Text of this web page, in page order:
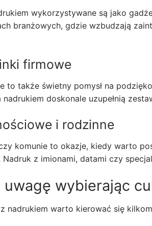
wykorzystywane są jako
branżowych, gdzie wzbudzają
firmowe
to także świetny pomysł na
doskonale uzupełnią
i rodzinne
komunie to okazje, kiedy warto
z imionami, datami czy
wybierając
nadrukiem warto kierować się